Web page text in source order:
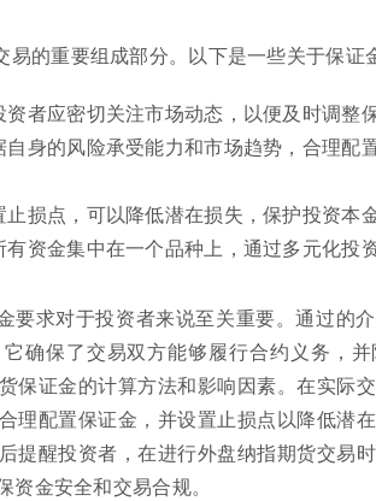
的重要组成部分。以下是一些关于保证
者应密切关注市场动态，以便及时调整保
身的风险承受能力和市场趋势，合理配
损点，可以降低潜在损失，保护投资本金
资金集中在一个品种上，通过多元化投
要求对于投资者来说至关重要。通过的
确保了交易双方能够履行合约义务，
保证金的计算方法和影响因素。在实际
理配置保证金，并设置止损点以降低潜
提醒投资者，在进行外盘纳指期货交易
金安全和交易合规。